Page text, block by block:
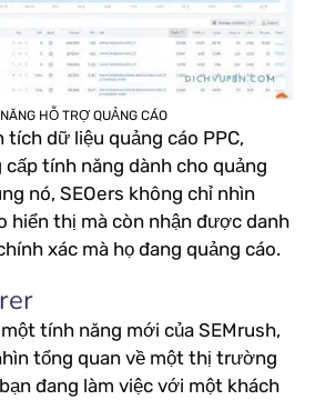
HỖ TRỢ QUẢNG CÁO
tích dữ liệu quảng cáo PPC,
cấp tính năng dành cho quảng
nó, SEOers không chỉ nhìn
hiển thị mà còn nhận được danh
xác mà họ đang quảng cáo.
tính năng mới của SEMrush,
tổng quan về một thị trường
đang làm việc với một khách